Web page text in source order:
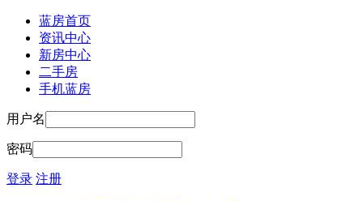
蓝房首页
资讯中心
新房中心
二手房
手机蓝房
用户名
密码
登录 注册